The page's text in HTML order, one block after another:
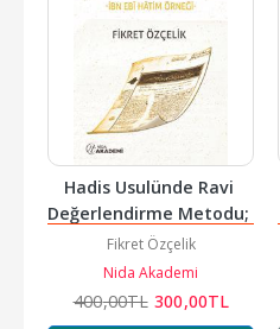
Hadis Usulünde Ravi
Değerlendirme Metodu;
İbn Ebi Hatim Örneği
Fikret Özçelik
Nida Akademi
400,00TL 300,00TL